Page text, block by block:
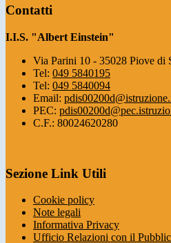
Contatti
I.I.S. "Albert Einstein"
Via Parini 10 - 35028 Piove di
Tel: 049 5840195
Tel: 049 5840094
Email:
PEC:
C.F.: 80024620280
Sezione Link Utili
Cookie policy
Note legali
Informativa Privacy
Ufficio Relazioni con il